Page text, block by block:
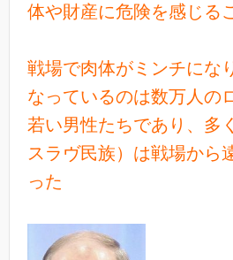
体や財産に危険を感じる
戦場で肉体がミンチにな
なっているのは数万人の
若い男性たちであり、多
スラヴ民族）は戦場から
った